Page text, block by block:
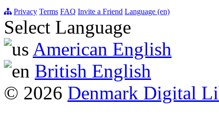
Privacy Terms FAQ Invite a Friend Language (en)
Select Language
American English
British English
© 2026 Denmark Digital